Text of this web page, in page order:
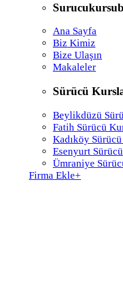
Ana Sayfa
Biz Kimiz
Bize Ulaşın
Makaleler
Sürücü
Beylikdüzü
Fatih Sürücü
Kadıköy
Esenyurt
Ümraniye
Firma Ekle+